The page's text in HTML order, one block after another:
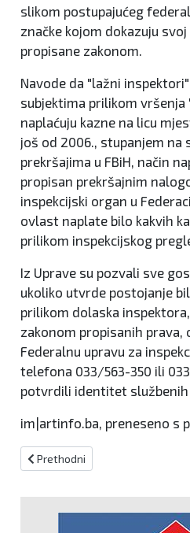
slikom postupajućeg
značke kojom dokazuju
propisane zakonom.
Navode da "lažni
subjektima prilikom vršenja
naplaćuju kazne na licu
još od 2006., stupanjem na
prekršajima u FBiH, način
propisan prekršajnim
inspekcijski organ u
ovlast naplate bilo kakvih
prilikom inspekcijskog
Iz Uprave su pozvali sve
ukoliko utvrde postojanje
prilikom dolaska
zakonom propisanih prava,
Federalnu upravu za
telefona 033/563-350 ili
potvrdili identitet službenih
im|artinfo.ba, preneseno s
Prethodni članak: Kiseljački
Prethodni